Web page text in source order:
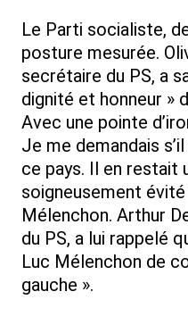
Le Parti socialiste,
posture mesurée.
secrétaire du PS, a
dignité et honneur »
Avec une pointe
Je me demandais
ce pays. Il en restait
soigneusement évité
Mélenchon. Arthur
du PS, a lui rappelé
Luc Mélenchon de
gauche ».